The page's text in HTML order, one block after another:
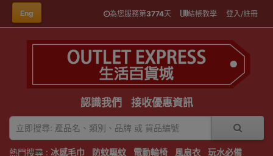
Eng 為您服務第3774天 結帳教學 登入/註冊
認識我們 接收優惠資訊
熱門搜尋 : 冰感毛巾 防蚊驅蚊 電動輪椅 風扇衣 玩水必備